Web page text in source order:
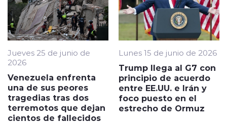
Jueves 25 de junio de
2026
Venezuela enfrenta
una de sus peores
tragedias tras dos
terremotos que dejan
cientos de fallecidos
Lunes 15 de junio de 2026
Trump llega al G7 con
principio de acuerdo
entre EE.UU. e Irán y
foco puesto en el
estrecho de Ormuz